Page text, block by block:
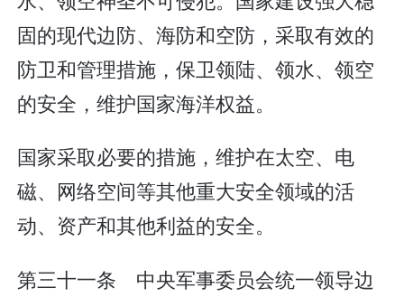
固的现代边防、海防和空防，采取有效的
防卫和管理措施，保卫领陆、领水、领空
的安全，维护国家海洋权益。
国家采取必要的措施，维护在太空、电
磁、网络空间等其他重大安全领域的活
动、资产和其他利益的安全。
第三十一条 中央军事委员会统一领导边